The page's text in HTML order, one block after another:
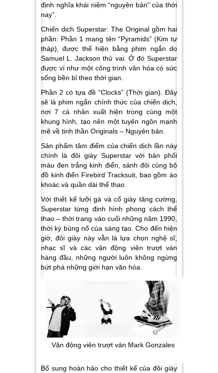
định nghĩa khái niệm “nguyên bản” của thời
nay”.
Chiến dịch Superstar: The Original gồm hai
phần: Phần 1 mang tên “Pyramids” (Kim tự
tháp), được thể hiện bằng phim ngắn do
Samuel L. Jackson thủ vai. Ở đó Superstar
được ví như một công trình văn hóa có sức
sống bền bỉ theo thời gian.
Phần 2 có tựa đề “Clocks” (Thời gian). Đây
sẽ là phim ngắn chính thức của chiến dịch,
nơi 7 cá nhân xuất hiện trong cùng một
khung hình, tạo nên một tuyên ngôn mạnh
mẽ về tinh thần Originals – Nguyên bản.
Sản phẩm tâm điểm của chiến dịch lần này
chính là đôi giày Superstar với bản phối
màu đen trắng kinh điển, sánh đôi cùng bộ
đồ kinh điển Firebird Tracksuit, bao gồm áo
khoác và quần dài thể thao.
Với thiết kế lưỡi gà và cổ giày tăng cường,
Superstar từng định hình phong cách thể
thao – thời trang vào cuối những năm 1990,
thời kỳ bùng nổ của sáng tạo. Cho đến hiện
giờ, đôi giày này vẫn là lựa chọn nghệ sĩ,
nhạc sĩ và các vận động viên trượt ván
hàng đầu, những người luôn không ngừng
bứt phá những giới hạn văn hóa.
Vận động viên trượt ván Mark Gonzales
Bổ sung hoàn hảo cho thiết kế của đôi giày